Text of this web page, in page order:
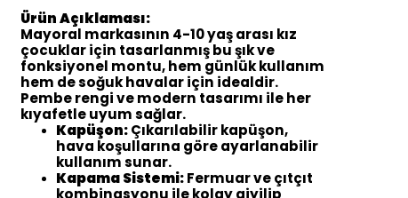
Ürün Açıklaması:
Mayoral markasının 4-10 yaş arası kız
çocuklar için tasarlanmış bu şık ve
fonksiyonel montu, hem günlük kullanım
hem de soğuk havalar için idealdir.
Pembe rengi ve modern tasarımı ile her
kıyafetle uyum sağlar.
Kapüşon:Çıkarılabilir kapüşon,
hava koşullarına göre ayarlanabilir
kullanım sunar.
Kapama Sistemi:Fermuar ve çıtçıt
kombinasyonu ile kolay giyilip